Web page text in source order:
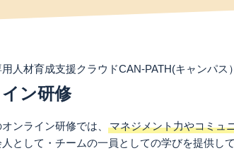
人材育成支援クラウドCAN-PATH(キャンパス）
ン研修
ンライン研修では、 マネジメント力やコミュ
として・チームの一員としての学びを提供して